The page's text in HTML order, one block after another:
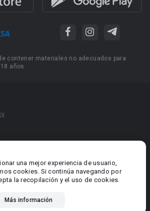
una mejor experiencia de usuario,
cookies. Si continúa navegando por
la recopilación y el uso de cookies.
Más información
contener materiales no adecuados para
años.
de libros
los derechos reservados.